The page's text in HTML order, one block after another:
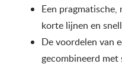
Een
korte lijnen en
De voordelen van
gecombineerd